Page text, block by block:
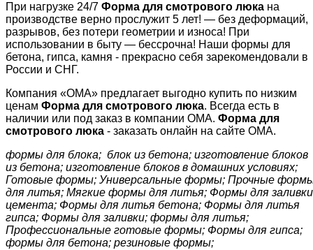
При нагрузке 24/7 Форма для смотрового люка на
производстве верно прослужит 5 лет! — без деформаций,
разрывов, без потери геометрии и износа! При
использовании в быту — бессрочна! Наши формы для
бетона, гипса, камня - прекрасно себя зарекомендовали в
России и СНГ.
Компания «ОМА» предлагает выгодно купить по низким
ценам Форма для смотрового люка. Всегда есть в
наличии или под заказ в компании ОМА. Форма для
смотрового люка - заказать онлайн на сайте ОМА.
формы для блока; блок из бетона; изготовление блоков
из бетона; изготовление блоков в домашних условиях;
Готовые формы; Универсальные формы; Прочные
для литья; Мягкие формы для литья; Формы для заливки
цемента; Формы для литья бетона; Формы для литья
гипса; Формы для заливки; формы для литья;
Профессиональные готовые формы; Формы для гипса;
формы для бетона; резиновые формы;